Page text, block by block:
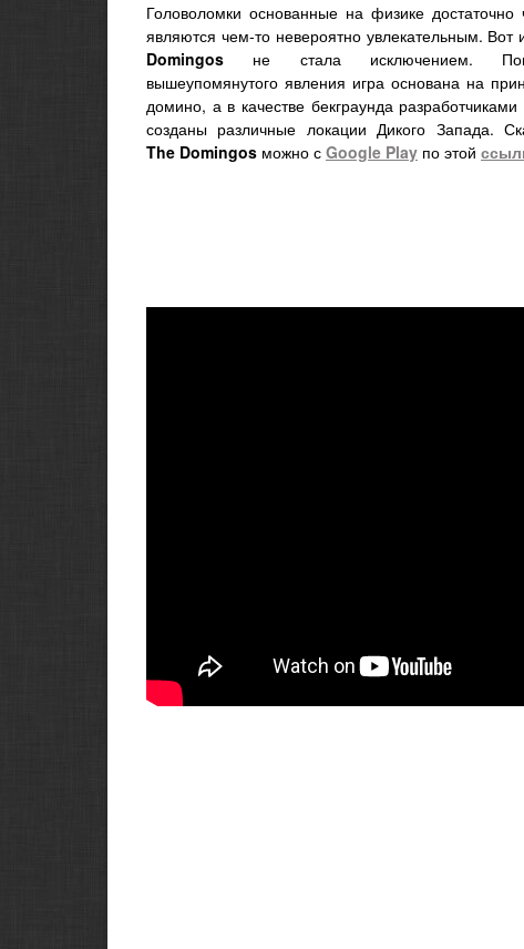
Головоломки основанные на физике достаточно
являются чем-то невероятно увлекательным. Вот
Domingos не стала исключением.
вышеупомянутого явления игра основана на
домино, а в качестве бекграунда
созданы различные локации Дикого Запада.
The Domingos можно с Google Play по этой